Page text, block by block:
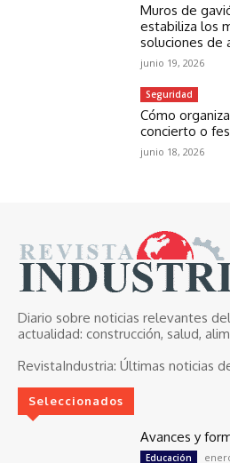
Muros de
estabiliza los
soluciones de
junio 19, 2026
Seguridad
Cómo
concierto o
junio 18, 2026
Diario sobre noticias relevantes
actualidad: construcción, salud,
RevistaIndustria: Últimas noticias
Seleccionados
Avances y
Educación